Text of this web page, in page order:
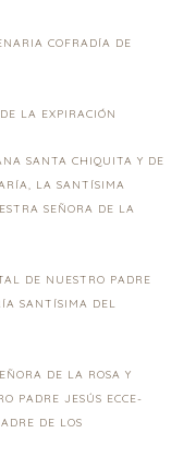
COFRADÍA DE
LA EXPIRACIÓN
SANTA CHIQUITA Y DE
LA SANTÍSIMA
SEÑORA DE LA
DE NUESTRO PADRE
SANTÍSIMA DEL
DE LA ROSA Y
PADRE JESÚS ECCE-
DE LOS